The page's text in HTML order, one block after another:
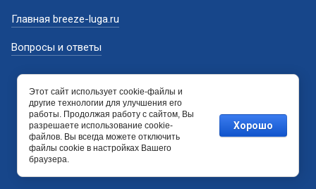
Главная breeze-luga.ru
Вопросы и ответы
Мегагрупп.ру
Этот сайт использует cookie-файлы и
другие технологии для улучшения его
работы. Продолжая работу с сайтом, Вы
разрешаете использование cookie-
файлов. Вы всегда можете отключить
файлы cookie в настройках Вашего
браузера.
Хорошо